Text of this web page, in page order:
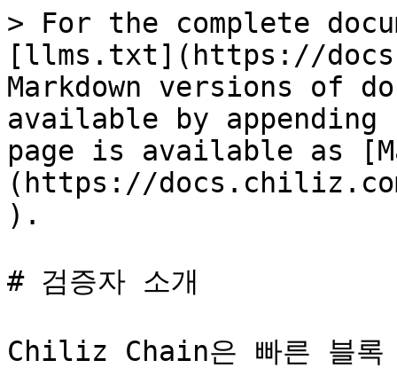
> For the complete
[llms.txt](https://
Markdown versions of
available by
page is available as
(https://
).
# 검증자 소개
Chiliz Chain은 빠른 블록